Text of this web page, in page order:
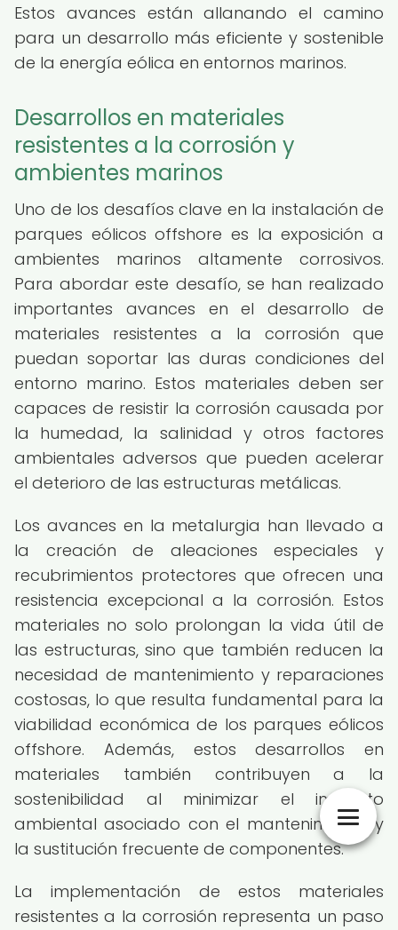
Estos avances están allanando el camino
para un desarrollo más eficiente y sostenible
de la energía eólica en entornos marinos.
Desarrollos en materiales
resistentes a la corrosión y
ambientes marinos
Uno de los desafíos clave en la instalación de
parques eólicos offshore es la exposición a
ambientes marinos altamente corrosivos.
Para abordar este desafío, se han realizado
importantes avances en el desarrollo de
materiales resistentes a la corrosión que
puedan soportar las duras condiciones del
entorno marino. Estos materiales deben ser
capaces de resistir la corrosión causada por
la humedad, la salinidad y otros factores
ambientales adversos que pueden acelerar
el deterioro de las estructuras metálicas.
Los avances en la metalurgia han llevado a
la creación de aleaciones especiales y
recubrimientos protectores que ofrecen una
resistencia excepcional a la corrosión. Estos
materiales no solo prolongan la vida útil de
las estructuras, sino que también reducen la
necesidad de mantenimiento y reparaciones
costosas, lo que resulta fundamental para la
viabilidad económica de los parques eólicos
offshore. Además, estos desarrollos en
materiales también contribuyen a la
sostenibilidad al minimizar el impacto
ambiental asociado con el mantenimiento y
la sustitución frecuente de componentes.
La implementación de estos materiales
resistentes a la corrosión representa un paso